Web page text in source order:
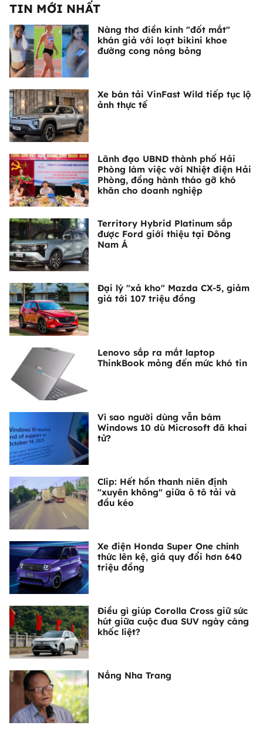
TIN MỚI NHẤT
Nàng thơ điền kinh "đốt mắt"
khán giả với loạt bikini khoe
đường cong nóng bỏng
Xe bán tải VinFast Wild tiếp tục lộ
ảnh thực tế
Lãnh đạo UBND thành phố Hải
Phòng làm việc với Nhiệt điện Hải
Phòng, đồng hành tháo gỡ khó
khăn cho doanh nghiệp
Territory Hybrid Platinum sắp
được Ford giới thiệu tại Đông
Nam Á
Đại lý "xả kho" Mazda CX-5, giảm
giá tới 107 triệu đồng
Lenovo sắp ra mắt laptop
ThinkBook mỏng đến mức khó tin
Vì sao người dùng vẫn bám
Windows 10 dù Microsoft đã khai
tử?
Clip: Hết hồn thanh niên định
"xuyên không" giữa ô tô tải và
đầu kéo
Xe điện Honda Super One chính
thức lên kệ, giá quy đổi hơn 640
triệu đồng
Điều gì giúp Corolla Cross giữ sức
hút giữa cuộc đua SUV ngày càng
khốc liệt?
Nắng Nha Trang